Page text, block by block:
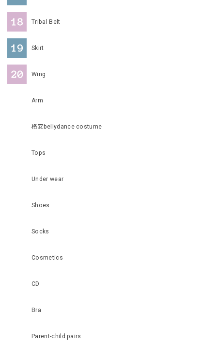
Tribal Belt
Skirt
Wing
Arm
格安bellydance costume
Tops
Under wear
Shoes
Socks
Cosmetics
CD
Bra
Parent-child pairs